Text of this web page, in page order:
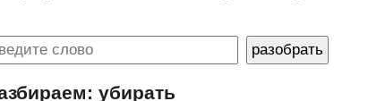
убирать